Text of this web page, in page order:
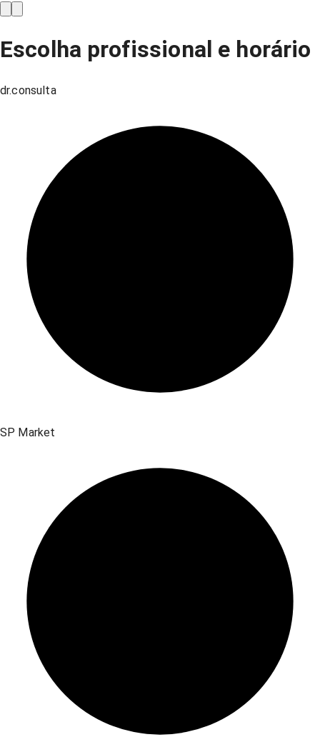
Escolha profissional e horário
dr.consulta
SP Market